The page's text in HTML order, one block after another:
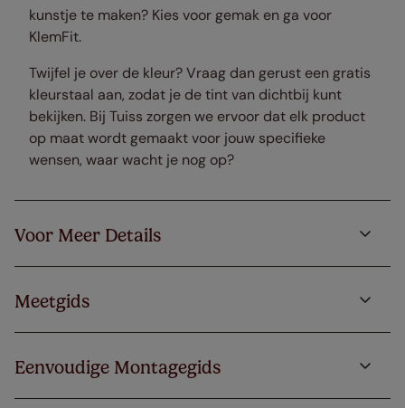
kunstje te maken? Kies voor gemak en ga voor
KlemFit.
Twijfel je over de kleur? Vraag dan gerust een gratis
kleurstaal aan, zodat je de tint van dichtbij kunt
bekijken. Bij Tuiss zorgen we ervoor dat elk product
op maat wordt gemaakt voor jouw specifieke
wensen, waar wacht je nog op?
Voor Meer Details
Meetgids
Eenvoudige Montagegids